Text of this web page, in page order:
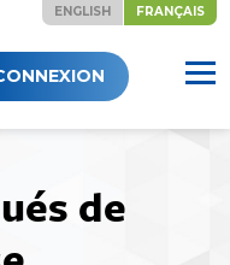
ENGLISH FRANÇAIS
de